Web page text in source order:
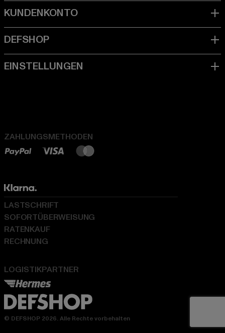
ZAHLUNGSMETHODEN
LOGISTIKPARTNER
LASTSCHRIFT
SOFORTÜBERWEISUNG
RATENKAUF
RECHNUNG
© DEFSHOP 2026. Alle Rechte vorbehalten